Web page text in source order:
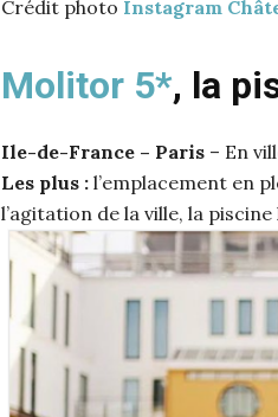
Crédit photo Instagram
Molitor 5*, la
Ile-de-France – Paris – En
Les plus : l’emplacement en
l’agitation de la ville, la